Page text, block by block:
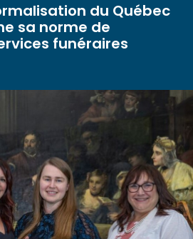
du Québec
sa norme de
funéraires